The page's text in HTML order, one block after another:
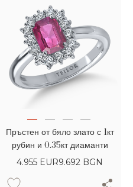
Пръстен от бяло злато с 1кт
рубин и 0.35кт диаманти
4.955 EUR9.692 BGN